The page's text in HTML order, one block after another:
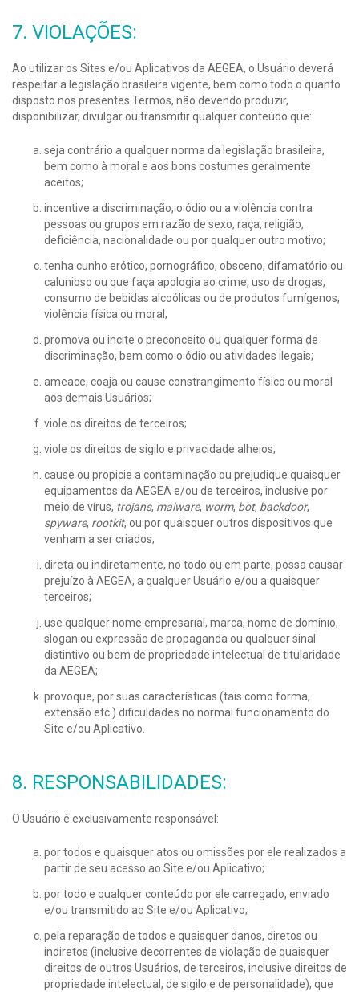
7. VIOLAÇÕES:
Ao utilizar os Sites e/ou Aplicativos da AEGEA, o Usuário deverá
respeitar a legislação brasileira vigente, bem como todo o quanto
disposto nos presentes Termos, não devendo produzir,
disponibilizar, divulgar ou transmitir qualquer conteúdo que:
seja contrário a qualquer norma da legislação brasileira,
bem como à moral e aos bons costumes geralmente
aceitos;
incentive a discriminação, o ódio ou a violência contra
pessoas ou grupos em razão de sexo, raça, religião,
deficiência, nacionalidade ou por qualquer outro motivo;
tenha cunho erótico, pornográfico, obsceno, difamatório ou
calunioso ou que faça apologia ao crime, uso de drogas,
consumo de bebidas alcoólicas ou de produtos fumígenos,
violência física ou moral;
promova ou incite o preconceito ou qualquer forma de
discriminação, bem como o ódio ou atividades ilegais;
ameace, coaja ou cause constrangimento físico ou moral
aos demais Usuários;
viole os direitos de terceiros;
viole os direitos de sigilo e privacidade alheios;
cause ou propicie a contaminação ou prejudique quaisquer
equipamentos da AEGEA e/ou de terceiros, inclusive por
meio de vírus, trojans, malware, worm, bot, backdoor,
spyware, rootkit, ou por quaisquer outros dispositivos que
venham a ser criados;
direta ou indiretamente, no todo ou em parte, possa causar
prejuízo à AEGEA, a qualquer Usuário e/ou a quaisquer
terceiros;
use qualquer nome empresarial, marca, nome de domínio,
slogan ou expressão de propaganda ou qualquer sinal
distintivo ou bem de propriedade intelectual de titularidade
da AEGEA;
provoque, por suas características (tais como forma,
extensão etc.) dificuldades no normal funcionamento do
Site e/ou Aplicativo.
8. RESPONSABILIDADES:
O Usuário é exclusivamente responsável:
por todos e quaisquer atos ou omissões por ele realizados a
partir de seu acesso ao Site e/ou Aplicativo;
por todo e qualquer conteúdo por ele carregado, enviado
e/ou transmitido ao Site e/ou Aplicativo;
pela reparação de todos e quaisquer danos, diretos ou
indiretos (inclusive decorrentes de violação de quaisquer
direitos de outros Usuários, de terceiros, inclusive direitos de
propriedade intelectual, de sigilo e de personalidade), que